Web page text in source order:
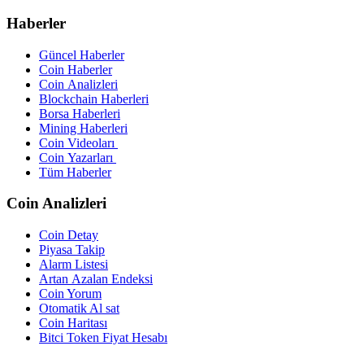
Haberler
Güncel Haberler
Coin Haberler
Coin Analizleri
Blockchain Haberleri
Borsa Haberleri
Mining Haberleri
Coin Videoları
Coin Yazarları
Tüm Haberler
Coin Analizleri
Coin Detay
Piyasa Takip
Alarm Listesi
Artan Azalan Endeksi
Coin Yorum
Otomatik Al sat
Coin Haritası
Bitci Token Fiyat Hesabı